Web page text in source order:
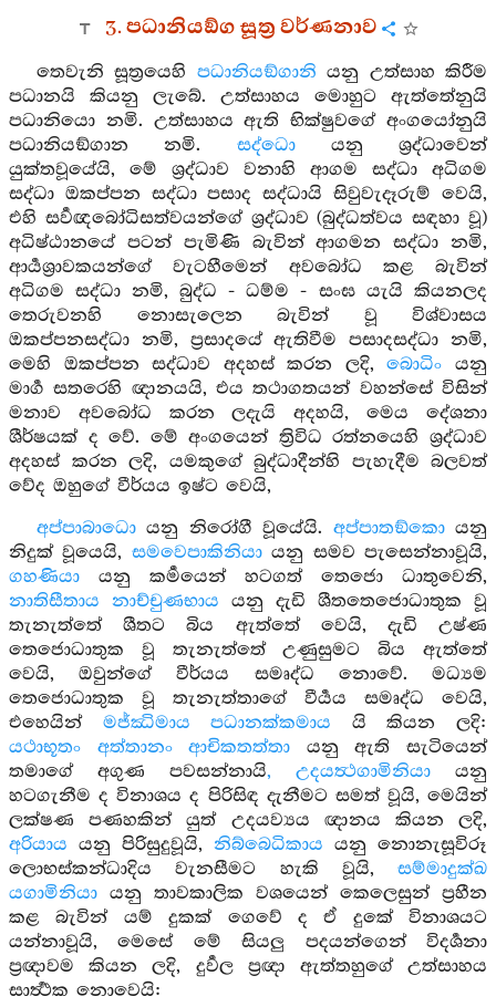
3. පධානියඞ්ග සූත්‍ර වර්ණනාව
තෙවැනි සූත්‍රයෙහි පධානියඞ්ගානි යනු උත්සාහ කිරීම
පධානයි කියනු ලැබේ. උත්සාහය මොහුට ඇත්තේනුයි
පධානියො නමි. උත්සාහය ඇති භික්ෂුවගේ අංගයෝනුයි
පධානියඞ්ගාන නමි. සද්ධොයනු ශ්‍රද්ධාවෙන්
යුක්තවූයේයි, මේ ශ්‍රද්ධාව වනාහි ආගම සද්ධා අධිගම
සද්ධා ඔකප්පන සද්ධා පසාද සද්ධායි සිවුවැදෑරුම් වෙයි,
එහි සර්‍වඥබෝධිසත්වයන්ගේ ශ්‍රද්ධාව (බුද්ධත්වය සඳහා වූ)
අධිෂ්ඨානයේ පටන් පැමිණි බැවින් ආගමන සද්ධා නමි,
ආර්‍යශ්‍රාවකයන්ගේ වැටහීමෙන් අවබෝධ කළ බැවින්
අධිගම සද්ධා නමි, බුද්ධ - ධම්ම - සංඝ යැයි කියනලද
තෙරුවනහි නොසැලෙන බැවින් වූ විශ්වාසය
ඔකප්පනසද්ධා නමි, ප්‍රසාදයේ ඇතිවීම පසාදසද්ධා නමි,
මෙහි ඔකප්පන සද්ධාව අදහස් කරන ලදි,බොධිං යනු
මාර්‍ග සතරෙහි ඥානයයි, එය තථාගතයන් වහන්සේ විසින්
මනාව අවබෝධ කරන ලදැයි අදහයි, මෙය දේශනා
ශීර්ෂයක් ද වේ. මේ අංගයෙන් ත්‍රිවිධ රත්නයෙහි ශ්‍රද්ධාව
අදහස් කරන ලදි, යමකුගේ බුද්ධාදීන්හි පැහැදීම බලවත්
වේද ඔහුගේ වීර්යය ඉෂ්ට වෙයි,
අප්පාබාධොයනු නිරෝගී වූයේයි. අප්පාතඞ්කොයනු
නිදුක් වූයෙයි, සමවෙපාකිනියායනු සමව පැසෙන්නාවූයි,
ගහණියා යනු කර්‍මයෙන් හටගත් තෙජො ධාතුවෙනි,
නාතිසීතාය නාච්චුණභාය යනු දැඩි ශීතතෙජොධාතුක වූ
තැනැත්තේ ශීතට බිය ඇත්තේ වෙයි, දැඩි උෂ්ණ
තෙජොධාතුක වූ තැනැත්තේ උණුසුමට බිය ඇත්තේ
වෙයි, ඔවුන්ගේ වීර්යය සමෘද්ධ නොවේ. මධ්‍යම
තෙජොධාතුක වූ තැනැත්තාගේ වීර්‍යය සමෘද්ධ වෙයි,
එහෙයින් මජ්ඣිමාය පධානක්කමාය යි කියන ලදි:
යථාභූතං අත්තානං ආචිකතත්තා යනු ඇති සැටියෙන්
තමාගේ අගුණ පවසන්නායි, උදයත්‍ථගාමිනියා යනු
හටගැනීම ද විනාශය ද පිරිසිඳ දැනීමට සමත් වූයි, මෙයින්
ලක්ෂණ පණහකින් යුත් උදයව්‍යය ඥානය කියන ලදි,
අරියාය යනු පිරිසුදුවූයි, නිබ්බෙධිකාය යනු නොනැසූවිරූ
ලොභස්කන්ධාදිය වැනසීමට හැකි වූයි, සම්මාදුක්ඛ
යගාමිනියා යනු තාවකාලික වශයෙන් කෙලෙසුන් ප්‍රහීන
කළ බැවින් යම් දුකක් ගෙවේ ද ඒ දුකේ විනාශයට
යන්නාවූයි, මෙසේ මේ සියලු පදයන්ගෙන් විදර්‍ශනා
ප්‍රඥාවම කියන ලදි, දුර්‍වල ප්‍රඥා ඇත්තහුගේ උත්සාහය
සාර්‍ත්‍ථක නොවෙයි: